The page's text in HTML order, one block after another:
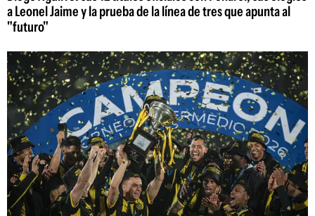
a Leonel Jaime y la prueba de la línea de tres que apunta al
"futuro"